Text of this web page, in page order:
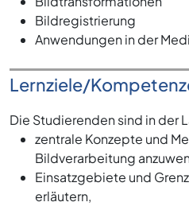
Bildregistrierung
Anwendungen in der
Lernziele/
Die Studierenden sind in der
zentrale Konzepte und
Bildverarbeitung
Einsatzgebiete und
erläutern,